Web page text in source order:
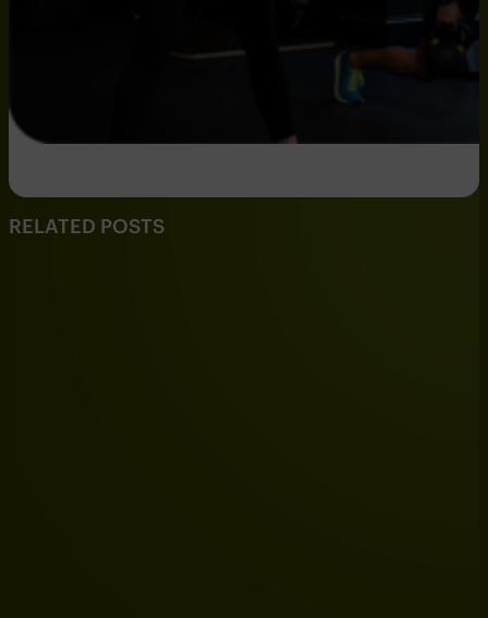
RELATED POSTS